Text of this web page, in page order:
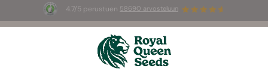
4.7/5 perustuen 58690 arvosteluun
Summer Sales: jopa –50 %
valikoiduista tuotteista! ⏤